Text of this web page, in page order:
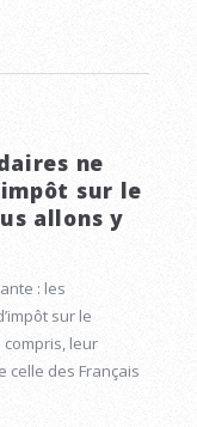
ne
sur le
allons y
: les
sur le
leur
celle des Français